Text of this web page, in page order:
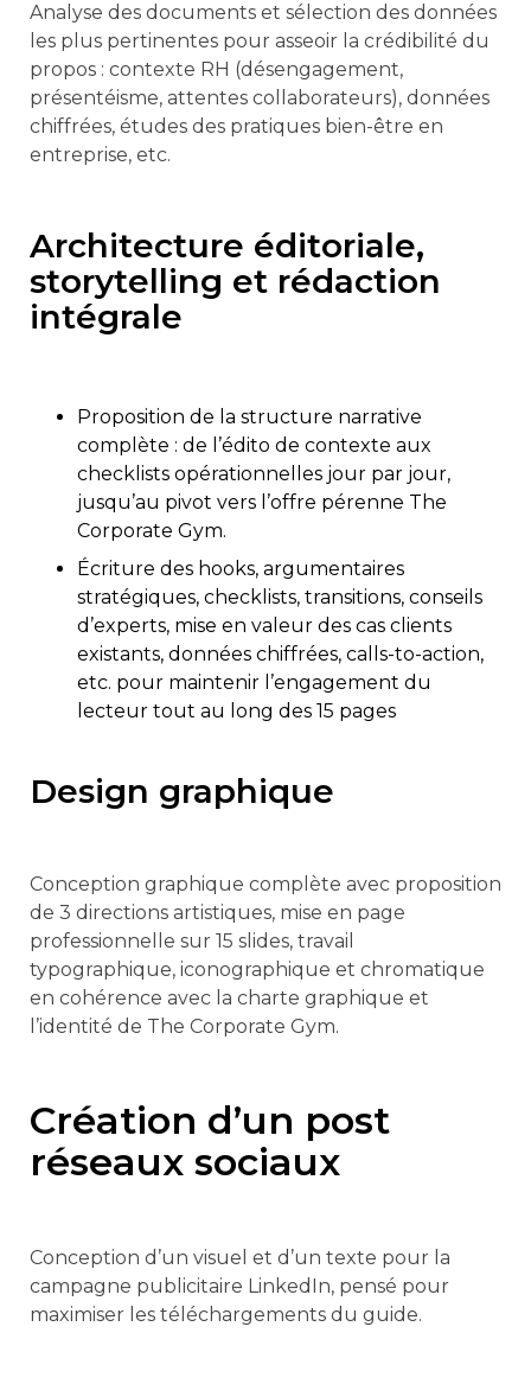
Analyse des documents et sélection des données
les plus pertinentes pour asseoir la crédibilité du
propos : contexte RH (désengagement,
présentéisme, attentes collaborateurs), données
chiffrées, études des pratiques bien-être en
entreprise, etc.
Architecture éditoriale,
storytelling et rédaction
intégrale
Proposition de la structure narrative
complète : de l’édito de contexte aux
checklists opérationnelles jour par jour,
jusqu’au pivot vers l’offre pérenne The
Corporate Gym.
Écriture des hooks, argumentaires
stratégiques, checklists, transitions, conseils
d’experts, mise en valeur des cas clients
existants, données chiffrées, calls-to-action,
etc. pour maintenir l’engagement du
lecteur tout au long des 15 pages
Design graphique
Conception graphique complète avec proposition
de 3 directions artistiques, mise en page
professionnelle sur 15 slides, travail
typographique, iconographique et chromatique
en cohérence avec la charte graphique et
l’identité de The Corporate Gym.
Création d’un post
réseaux sociaux
Conception d’un visuel et d’un texte pour la
campagne publicitaire LinkedIn, pensé pour
maximiser les téléchargements du guide.